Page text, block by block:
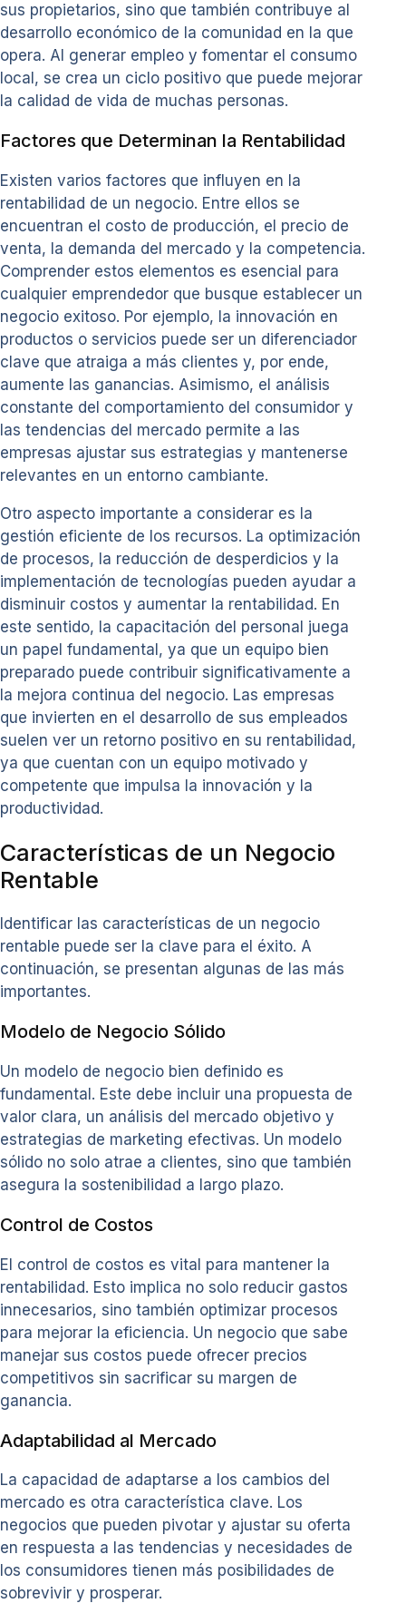
sus propietarios, sino que también contribuye al
desarrollo económico de la comunidad en la que
opera. Al generar empleo y fomentar el consumo
local, se crea un ciclo positivo que puede mejorar
la calidad de vida de muchas personas.
Factores que Determinan la Rentabilidad
Existen varios factores que influyen en la
rentabilidad de un negocio. Entre ellos se
encuentran el costo de producción, el precio de
venta, la demanda del mercado y la competencia.
Comprender estos elementos es esencial para
cualquier emprendedor que busque establecer un
negocio exitoso. Por ejemplo, la innovación en
productos o servicios puede ser un diferenciador
clave que atraiga a más clientes y, por ende,
aumente las ganancias. Asimismo, el análisis
constante del comportamiento del consumidor y
las tendencias del mercado permite a las
empresas ajustar sus estrategias y mantenerse
relevantes en un entorno cambiante.
Otro aspecto importante a considerar es la
gestión eficiente de los recursos. La optimización
de procesos, la reducción de desperdicios y la
implementación de tecnologías pueden ayudar a
disminuir costos y aumentar la rentabilidad. En
este sentido, la capacitación del personal juega
un papel fundamental, ya que un equipo bien
preparado puede contribuir significativamente a
la mejora continua del negocio. Las empresas
que invierten en el desarrollo de sus empleados
suelen ver un retorno positivo en su rentabilidad,
ya que cuentan con un equipo motivado y
competente que impulsa la innovación y la
productividad.
Características de un Negocio
Rentable
Identificar las características de un negocio
rentable puede ser la clave para el éxito. A
continuación, se presentan algunas de las más
importantes.
Modelo de Negocio Sólido
Un modelo de negocio bien definido es
fundamental. Este debe incluir una propuesta de
valor clara, un análisis del mercado objetivo y
estrategias de marketing efectivas. Un modelo
sólido no solo atrae a clientes, sino que también
asegura la sostenibilidad a largo plazo.
Control de Costos
El control de costos es vital para mantener la
rentabilidad. Esto implica no solo reducir gastos
innecesarios, sino también optimizar procesos
para mejorar la eficiencia. Un negocio que sabe
manejar sus costos puede ofrecer precios
competitivos sin sacrificar su margen de
ganancia.
Adaptabilidad al Mercado
La capacidad de adaptarse a los cambios del
mercado es otra característica clave. Los
negocios que pueden pivotar y ajustar su oferta
en respuesta a las tendencias y necesidades de
los consumidores tienen más posibilidades de
sobrevivir y prosperar.